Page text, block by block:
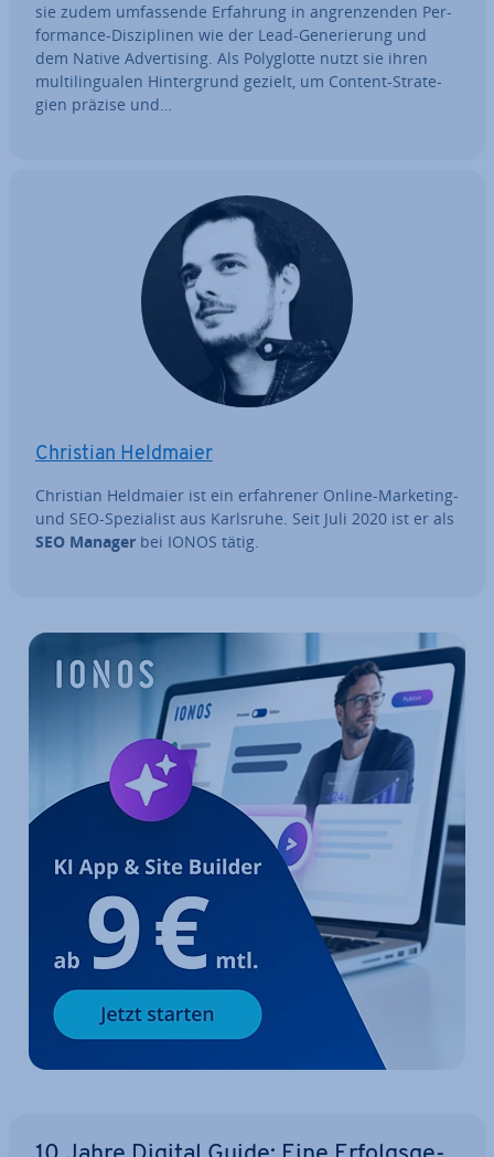
sie zudem um­fas­sen­de Erfahrung in an­gren­zen­den Per­
for­mance-Dis­zi­pli­nen wie der Lead-Ge­ne­rie­rung und
dem Native Ad­ver­ti­sing. Als Po­ly­glot­te nutzt sie ihren
mul­ti­l­in­gua­len Hin­ter­grund gezielt, um Content-Stra­te­
gien präzise und…
Christian Heldmaier
Christian Heldmaier ist ein er­fah­re­ner Online-Marketing-
und SEO-Spe­zia­list aus Karlsruhe. Seit Juli 2020 ist er als
SEO Manager bei IONOS tätig.
Zum Hauptmenü